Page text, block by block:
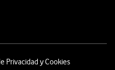
Privacidad y Cookies